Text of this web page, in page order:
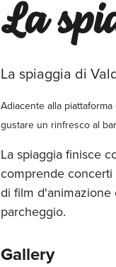
La
La spiaggia di
Adiacente alla
gustare un rinfresco al
La spiaggia finisce
comprende
di film
parcheggio.
Gallery